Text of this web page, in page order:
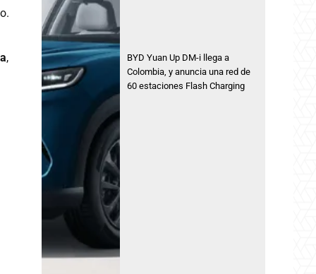
,
BYD Yuan Up DM-i llega a
Colombia, y anuncia una red de
60 estaciones Flash Charging